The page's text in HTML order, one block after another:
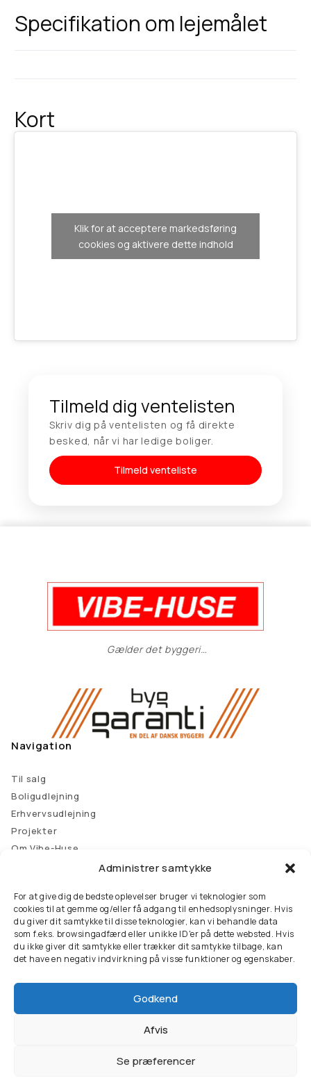
Administrer samtykke
For at give dig de bedste oplevelser bruger vi teknologier som
cookies til at gemme og/eller få adgang til enhedsoplysninger. Hvis
du giver dit samtykke til disse teknologier, kan vi behandle data
som f.eks. browsingadfærd eller unikke ID'er på dette websted. Hvis
du ikke giver dit samtykke eller trækker dit samtykke tilbage, kan
det have en negativ indvirkning på visse funktioner og egenskaber.
Godkend
Afvis
Se præferencer
Specifikation om lejemålet
Kort
Klik for at acceptere markedsføring
cookies og aktivere dette indhold
Tilmeld dig ventelisten
Skriv dig på ventelisten og få direkte
besked, når vi har ledige boliger.
Tilmeld venteliste
Gælder det byggeri…
Navigation
Til salg
Boligudlejning
Erhvervsudlejning
Projekter
Om Vibe-Huse
Samsøvej 29, 8382 Hinnerup
86 98 60 11
info@vibe-huse.dk
OBS:Vi holder ferie i ugerne 29, 30 og 31
CVR: 39 65 33 54